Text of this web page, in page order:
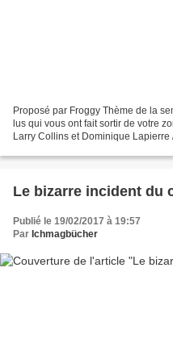
Proposé par Froggy Thème de la
lus qui vous ont fait sortir de votre
Larry Collins et Dominique
Le bizarre incident du
Publié le 19/02/2017 à 19:57
Par Ichmagbücher